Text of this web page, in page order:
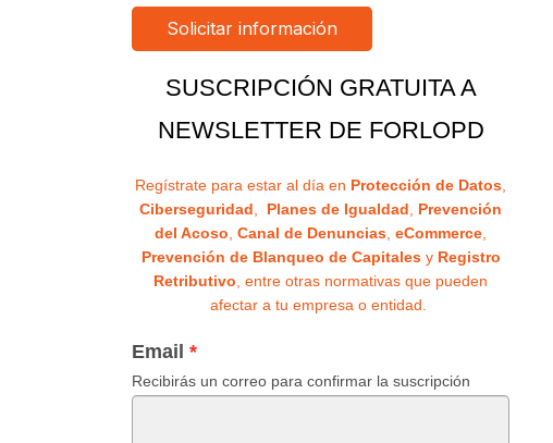
SUSCRIPCIÓN GRATUITA A
NEWSLETTER DE FORLOPD
Regístrate para estar al día en Protección de Datos,
Ciberseguridad, Planes de Igualdad, Prevención
del Acoso,Canal de Denuncias, eCommerce,
Prevención de Blanqueo de Capitalesy Registro
Retributivo, entre otras normativas que pueden
afectar a tu empresa o entidad.
Email
Recibirás un correo para confirmar la suscripción